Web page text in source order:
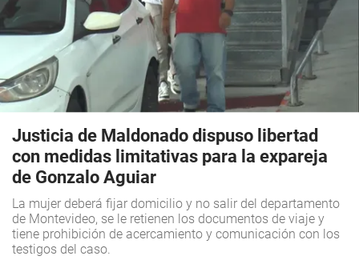
Justicia de Maldonado dispuso libertad
con medidas limitativas para la expareja
de Gonzalo Aguiar
La mujer deberá fijar domicilio y no salir del departamento
de Montevideo, se le retienen los documentos de viaje y
tiene prohibición de acercamiento y comunicación con los
testigos del caso.